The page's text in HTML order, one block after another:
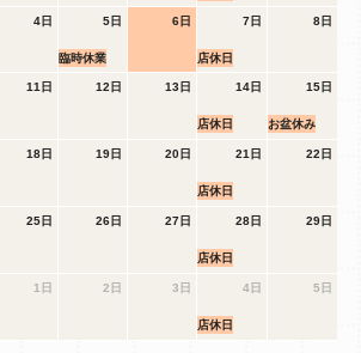
4日 5日
臨時休業
6日 7日
店休日
8日
11日 12日 13日 14日
店休日
15日
お盆休み
18日 19日 20日 21日
店休日
22日
25日 26日 27日 28日
店休日
29日
1日 2日 3日 4日
店休日
5日